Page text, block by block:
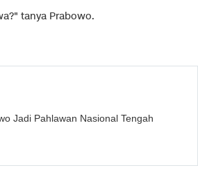
tanya Prabowo.
Jadi Pahlawan Nasional Tengah